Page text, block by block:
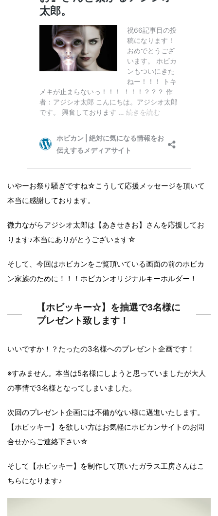
いやーお祭り騒ぎですね☆こうして応援メッセージを頂いて
本当に感謝しております。
微力ながらアジシオ太郎は【あきせきお】さんを応援してお
ります♪本当にありがとうございます☆
そして、今回はホビカンをご覧頂いている画面の前のホビカ
ン家族のために！！！ホビカンオリジナルキーホルダー！
【ホビッキー☆】を抽選で3名様に
プレゼント致します！
いいですか！？たったの3名様へのプレゼント企画です！
※すみません。本当は5名様にしようと思っていましたが大人
の事情で3名様となってしまいました。
次回のプレゼント企画には不備がない様に邁進いたします。
【ホビッキー】を欲しい方はお気軽にホビカンサイトのお問
合せからご連絡下さい☆
そして【ホビッキー】を制作して頂いたガラス工房さんはこ
ちらになります♪